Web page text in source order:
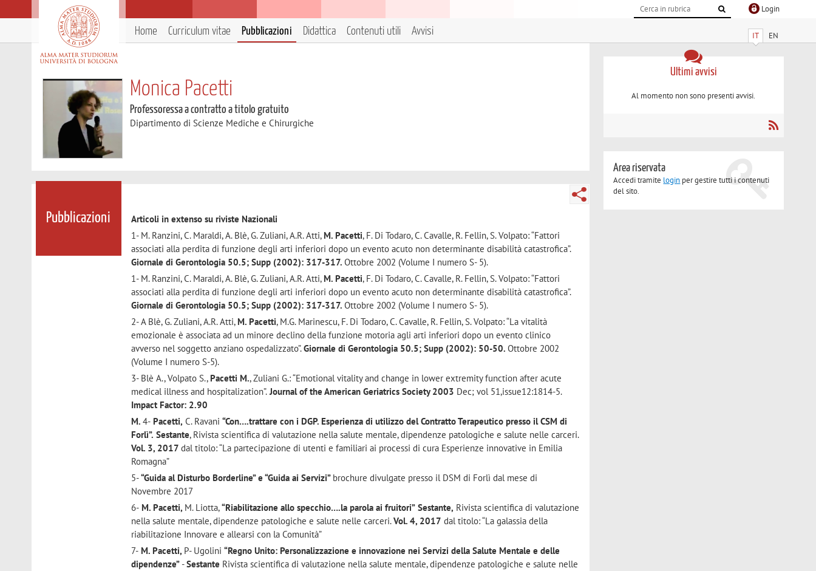
Login
IT EN
Home Curriculum vitae Pubblicazioni Didattica Contenuti utili Avvisi
Monica Pacetti
Professoressa a contratto a titolo gratuito
Dipartimento di Scienze Mediche e Chirurgiche
Pubblicazioni
Articoli in extenso su riviste Nazionali
1- M. Ranzini, C. Maraldi, A. Blè, G. Zuliani, A.R. Atti, M. Pacetti, F. Di Todaro, C. Cavalle, R. Fellin, S. Volpato: “Fattori
associati alla perdita di funzione degli arti inferiori dopo un evento acuto non determinante disabilità catastrofica”.
Giornale di Gerontologia 50.5; Supp (2002): 317-317.Ottobre 2002 (Volume I numero S- 5).
1- M. Ranzini, C. Maraldi, A. Blè, G. Zuliani, A.R. Atti, M. Pacetti, F. Di Todaro, C. Cavalle, R. Fellin, S. Volpato: “Fattori
associati alla perdita di funzione degli arti inferiori dopo un evento acuto non determinante disabilità catastrofica”.
Giornale di Gerontologia 50.5; Supp (2002): 317-317.Ottobre 2002 (Volume I numero S- 5).
2- A Blè, G. Zuliani, A.R. Atti, M. Pacetti, M.G. Marinescu, F. Di Todaro, C. Cavalle, R. Fellin, S. Volpato: “La vitalità
emozionale è associata ad un minore declino della funzione motoria agli arti inferiori dopo un evento clinico
avverso nel soggetto anziano ospedalizzato”.Giornale di Gerontologia 50.5; Supp (2002): 50-50.Ottobre 2002
(Volume I numero S-5).
3- Blè A., Volpato S., Pacetti M., Zuliani G.: “Emotional vitality and change in lower extremity function after acute
medical illness and hospitalization”.Journal of the American Geriatrics Society 2003 Dec; vol 51,issue12:1814-5.
Impact Factor: 2.90
M.4- Pacetti, C. Ravani“Con….trattare con i DGP. Esperienza di utilizzo del Contratto Terapeutico presso il CSM di
Forlì”. Sestante, Rivista scientifica di valutazione nella salute mentale, dipendenze patologiche e salute nelle carceri.
Vol. 3, 2017dal titolo: “La partecipazione di utenti e familiari ai processi di cura Esperienze innovative in Emilia
Romagna”
5-“Guida al Disturbo Borderline” e “Guida ai Servizi” brochure divulgate presso il DSM di Forlì dal mese di
Novembre 2017
6- M. Pacetti, M. Liotta,“Riabilitazione allo specchio….la parola ai fruitori” Sestante, Rivista scientifica di valutazione
nella salute mentale, dipendenze patologiche e salute nelle carceri.Vol. 4, 2017 dal titolo: “La galassia della
riabilitazione Innovare e allearsi con la Comunità”
7- M. Pacetti, P- Ugolini“Regno Unito: Personalizzazione e innovazione nei Servizi della Salute Mentale e delle
dipendenze” -Sestante Rivista scientifica di valutazione nella salute mentale, dipendenze patologiche e salute nelle
Ultimi avvisi
Al momento non sono presenti avvisi.
Area riservata
Accedi tramite login per gestire tutti i contenuti
del sito.